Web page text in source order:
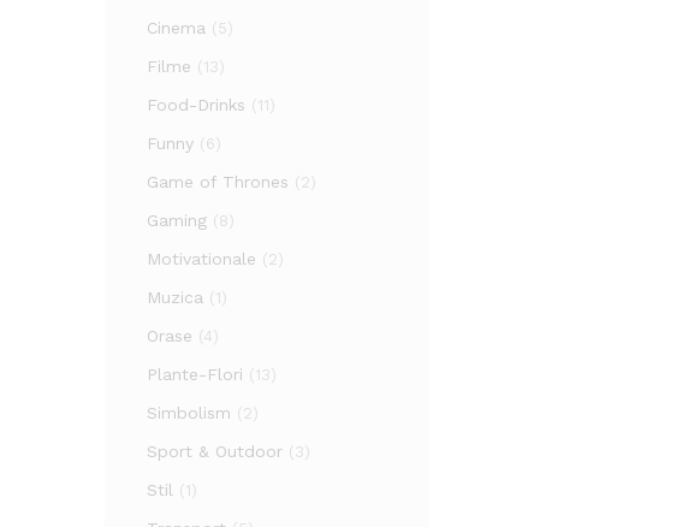
Cinema (5)
Filme (13)
Food-Drinks (11)
Funny (6)
Game of Thrones (2)
Gaming (8)
Motivationale (2)
Muzica (1)
Orase (4)
Plante-Flori (13)
Simbolism (2)
Sport & Outdoor (3)
Stil (1)